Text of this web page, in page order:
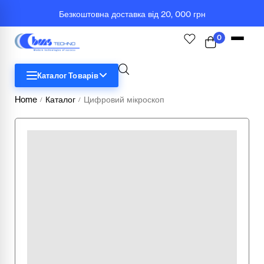
Безкоштовна доставка від 20, 000 грн
0
Каталог Товарів
Home / Каталог / Цифровий мікроскоп